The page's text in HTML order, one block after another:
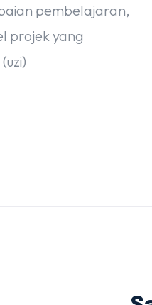
pembelajaran,
projek yang